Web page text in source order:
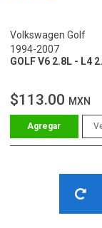
Volkswagen Golf
1994-2007
GOLF V6 2.8L - L4
$113.00 MXN